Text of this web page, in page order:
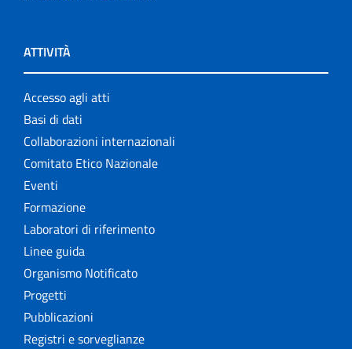
ATTIVITÀ
Accesso agli atti
Basi di dati
Collaborazioni internazionali
Comitato Etico Nazionale
Eventi
Formazione
Laboratori di riferimento
Linee guida
Organismo Notificato
Progetti
Pubblicazioni
Registri e sorveglianze